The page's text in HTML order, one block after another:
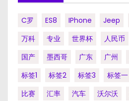
C罗 ES8 IPhone Jeep
万科
专业 世界杯 人民币
国产
墨西哥 广东 广州
标签1
标签2 标签3 标签一
比赛
汇率 汽车 沃尔沃